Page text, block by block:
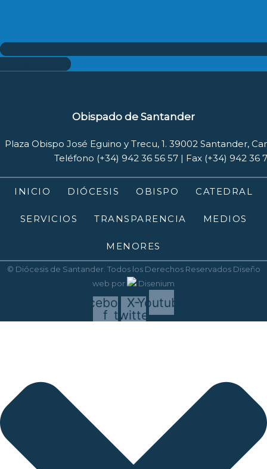
Obispado de Santander
Plaza Obispo José Eguino y Trecu, 1. 39002 Santander,
Teléfono (+34) 942 36 56 57 | Fax (+34) 942 36
INICIO DIÓCESIS OBISPO CATEDRAL
SERVICIOS TRANSPARENCIA MEDIOS
MENORES
© Diócesis de Santander. Todos los Derechos Reservados Diseño
web por Disenium
Facebook-
f
X-
twitter
Youtube